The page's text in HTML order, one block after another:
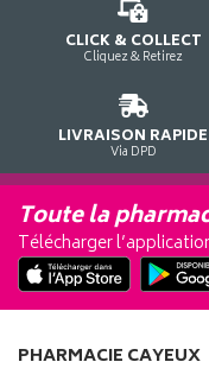
CLICK & COLLECT
Cliquez & Retirez
LIVRAISON RAPIDE
Via DPD
Toute la
Télécharger
PHARMACIE CAYEUX